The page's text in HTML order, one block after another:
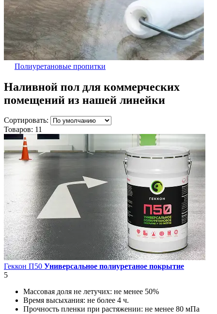
Полиуретановые пропитки
Наливной пол для коммерческих
помещений из нашей линейки
Сортировать:
Товаров: 11
Геккон П50 Универсальное полиуретаное покрытие
5
Массовая доля не летучих: не менее 50%
Время высыхания: не более 4 ч.
Прочность пленки при растяжении: не менее 80 мПа